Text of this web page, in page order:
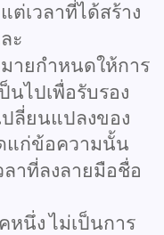
ต่เวลาที่ได้สร้าง
ะ
ายกำหนดให้การ
นไปเพื่อรับรอง
ลี่ยนแปลงของ
แก่ข้อความนั้น
าที่ลงลายมือชื่อ
หนึ่ง ไม่เป็นการ